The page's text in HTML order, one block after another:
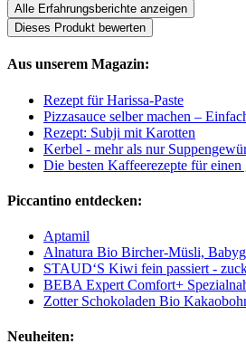
Alle Erfahrungsberichte anzeigen
Dieses Produkt bewerten
Aus unserem Magazin:
Rezept für Harissa-Paste
Pizzasauce selber machen –
Rezept: Subji mit Karotten
Kerbel - mehr als nur
Die besten Kaffeerezepte für
Piccantino entdecken:
Aptamil
Alnatura Bio Bircher-Müsli,
STAUD‘S Kiwi fein passiert -
BEBA Expert Comfort+
Zotter Schokoladen Bio
Neuheiten: